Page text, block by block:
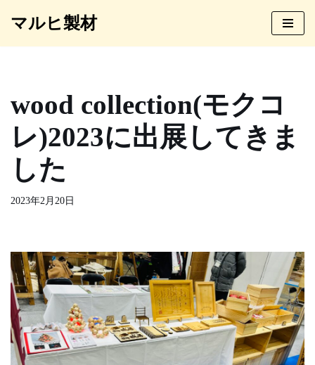
ツ
ス
キ
ッ
マルヒ製材
wood collection(モクコ
レ)2023に出展してきま
した
2023年2月20日